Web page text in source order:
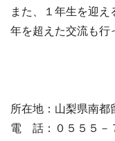
また、１年生を迎
年を超えた交流も行
所在地：山梨県南
電 話：０５５５